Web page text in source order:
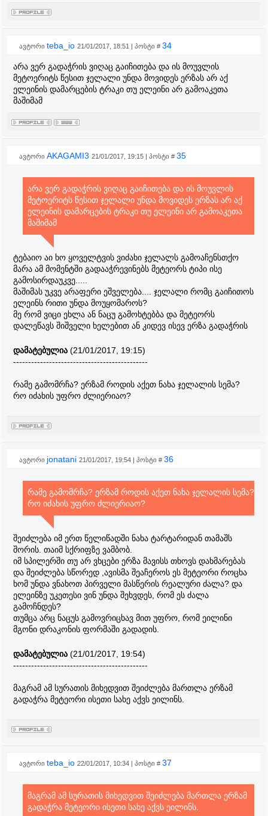
ავტორი teba_io 21/01/2017, 18:51 | პოსტი # 34
არა ვერ გადაჭრის ვიღაც გაიჩითება და ის მოუვლის
მეტოერიტს წესით ჯელალი უნდა მოვიდეს ერზას არ აქ
ელეინის დამარცების ტრაკი თუ ელეინი არ გამოაკეთა
მაშიმამ
ავტორი AKAGAMI3 21/01/2017, 19:15 | პოსტი # 35
არა ვერ გადაჭრის ვიღაც გაიჩითება და ის მოუვლის
მეტოერიტს წესით ჯელალი უნდა მოვიდეს ერზას არ აქ
ელეინის დამარცების ტრაკი თუ ელეინი არ გამოაკეთა
მაშიმამ
ტებაიო აი ხო ყოველტვის ვიძახი ჯელალს გამოაჩენსთქო
მარა ამ მომენტში გადააჭრევინებს მეტეორს ტიპი ისე
გამოსირდაუკვე.....
მაშიმას უკვე არაფერი ეშველება.... ჯელალი რომც გაიჩითოს
ელეინს რითი უნდა მოუყომაროს?
მე რომ ვიცი ეხლა ან ნაცუ გამოხტებბა და მეტეორს
დალეწავს შიშველი ხელებით ან კიდევ ისევ ერზა გადაჭრის
დამატებულია (21/01/2017, 19:15)
---------------------------------------------
რამე გამომრჩა? ერზამ როდის აქეთ ნახა ჯელალის სემა?
რო იძახის უფრო ძლიერიაო?
ავტორი jonatani 21/01/2017, 19:54 | პოსტი # 36
რამე გამომრჩა? ერზამ როდის აქეთ ნახა ჯელალის სემა?
რო იძახის უფრო ძლიერიაო?
შეიძლება იმ ერთ წელიწადში ნახა ტარტარიდან თამაშს
შორის. თაიმ სქრიფზე ვამბობ.
იმ სპილერში თუ არ ვხცები ერზა მავისს თხოვს დახმარებას
და შეიძლება სწორედ ,ავისმა შეაჩეროს ეს მეტეორი როცხა
ხომ უნდა ვნახოთ პირველი მასწერის რეალური ძალა? და
ელეინზე უკეთესი ვინ უნდა შეხვდეს, რომ ეს ძალა
გამოჩნდეს?
თუმცა არც ნაცუს გამოვრიცხავ მით უფრო, რომ ეილინი
მგონი დრაკონის ფორმაში გადადის.
დამატებულია (21/01/2017, 19:54)
---------------------------------------------
მაგრამ ამ სურათის მიხედვით შეიძლება მართლა ერზამ
გადაჭრა მეტეორი ისეთი სახე აქვს ეილინს.
ავტორი teba_io 22/01/2017, 10:34 | პოსტი # 37
მაგრამ ამ სურათის მიხედვით შეიძლება მართლა ერზამ
გადაჭრა მეტეორი ისეთი სახე აქვს ეილინს.